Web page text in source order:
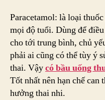
Paracetamol: là loại
mọi độ tuổi. Dùng để
cho tới trung bình, chủ
phải ai cũng có thể tùy ý
thai. Vậycó bầu uống
Tốt nhất nên hạn chế can
hưởng thai nhi.